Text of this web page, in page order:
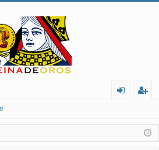
nt
ifi
ist
ra